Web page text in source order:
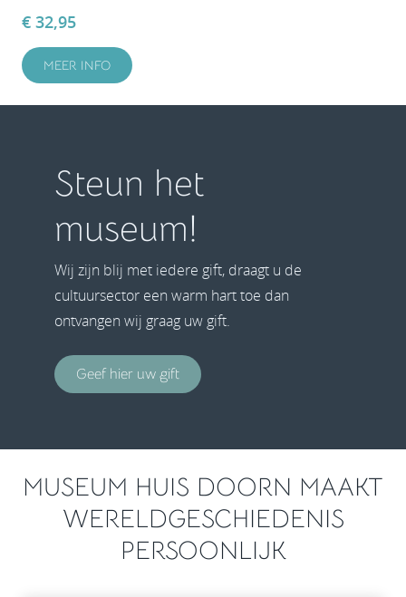
€ 32,95
MEER INFO
Steun het
museum!
Wij zijn blij met iedere gift, draagt u de
cultuursector een warm hart toe dan
ontvangen wij graag uw gift.
Geef hier uw gift
MUSEUM HUIS DOORN MAAKT
WERELDGESCHIEDENIS
PERSOONLIJK